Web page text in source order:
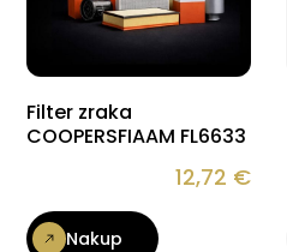
Filter zraka
COOPERSFIAAM FL6633
12,72 €
Nakup